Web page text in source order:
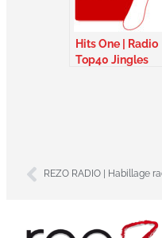
Hits One | Radio
Top40 Jingles